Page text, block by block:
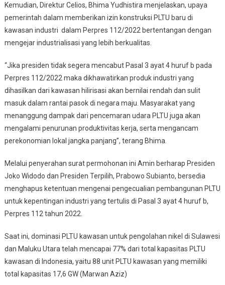
Kemudian, Direktur Celios, Bhima Yudhistira menjelaskan, upaya
pemerintah dalam memberikan izin konstruksi PLTU baru di
kawasan industri dalam Perpres 112/2022 bertentangan dengan
mengejar industrialisasi yang lebih berkualitas.
“Jika presiden tidak segera mencabut Pasal 3 ayat 4 huruf b pada
Perpres 112/2022 maka dikhawatirkan produk industri yang
dihasilkan dari kawasan hilirisasi akan bernilai rendah dan sulit
masuk dalam rantai pasok di negara maju. Masyarakat yang
menanggung dampak dari pencemaran udara PLTU juga akan
mengalami penurunan produktivitas kerja, serta mengancam
perekonomian lokal jangka panjang”, terang Bhima.
Melalui penyerahan surat permohonan ini Amin berharap Presiden
Joko Widodo dan Presiden Terpilih, Prabowo Subianto, bersedia
menghapus ketentuan mengenai pengecualian pembangunan PLTU
untuk kepentingan industri yang tertulis di Pasal 3 ayat 4 huruf b,
Perpres 112 tahun 2022.
Saat ini, dominasi PLTU kawasan untuk pengolahan nikel di Sulawesi
dan Maluku Utara telah mencapai 77% dari total kapasitas PLTU
kawasan di Indonesia, yaitu 88 unit PLTU kawasan yang memiliki
total kapasitas 17,6 GW (Marwan Aziz)